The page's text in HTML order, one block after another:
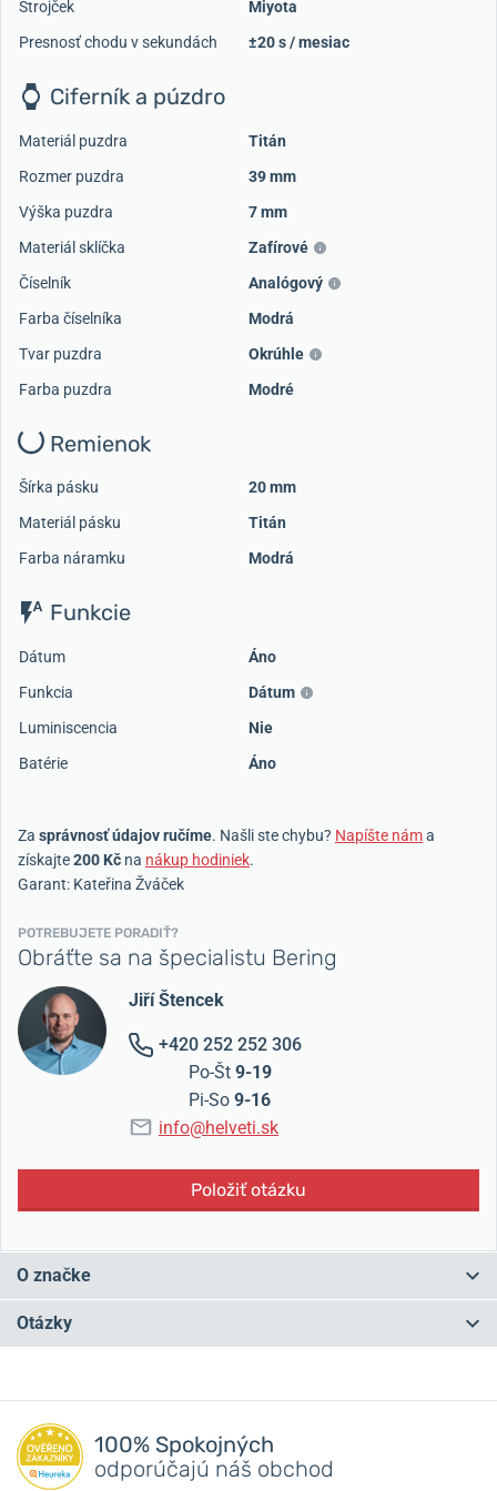
Strojček
Miyota
Presnosť chodu v sekundách
±20 s / mesiac
Ciferník a púzdro
Materiál puzdra
Titán
Rozmer puzdra
39 mm
Výška puzdra
7 mm
Materiál sklíčka
Zafírové
Číselník
Analógový
Farba číselníka
Modrá
Tvar puzdra
Okrúhle
Farba puzdra
Modré
Remienok
Šírka pásku
20 mm
Materiál pásku
Titán
Farba náramku
Modrá
Funkcie
Dátum
Áno
Funkcia
Dátum
Luminiscencia
Nie
Batérie
Áno
Za správnosť údajov ručíme. Našli ste chybu? Napíšte náma
získajte200 Kč na nákup hodiniek.
Garant: Kateřina Žváček
POTREBUJETE PORADIŤ?
Obráťte sa na špecialistu Bering
Jiří Štencek
+420 252 252 306
Po-Št 9-19
Pi-So 9-16
info@helveti.sk
Položiť otázku
O značke
Kaerskova, ktorý zoskočil z helikoptéry na ľadový povrch Arktídy a
Meno Beringsiaha historicky do roku 1728, kedy dánsky
moreplavec preplával úžinou, ktorá dodnes nesie jeho meno.
Otázky
Máte otázku? Zanechajte nám komentár
Pridať dotaz
100% Spokojných
odporúčajú náš obchod